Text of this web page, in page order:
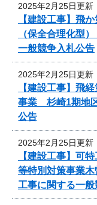
2025年2月25日更新
【建設工事】飛
（保全合理化型
一般競争入札公告
2025年2月25日更新
【建設工事】飛
事業 杉崎1期地
公告
2025年2月25日更新
【建設工事】可
等特別対策事業
工事に関する一